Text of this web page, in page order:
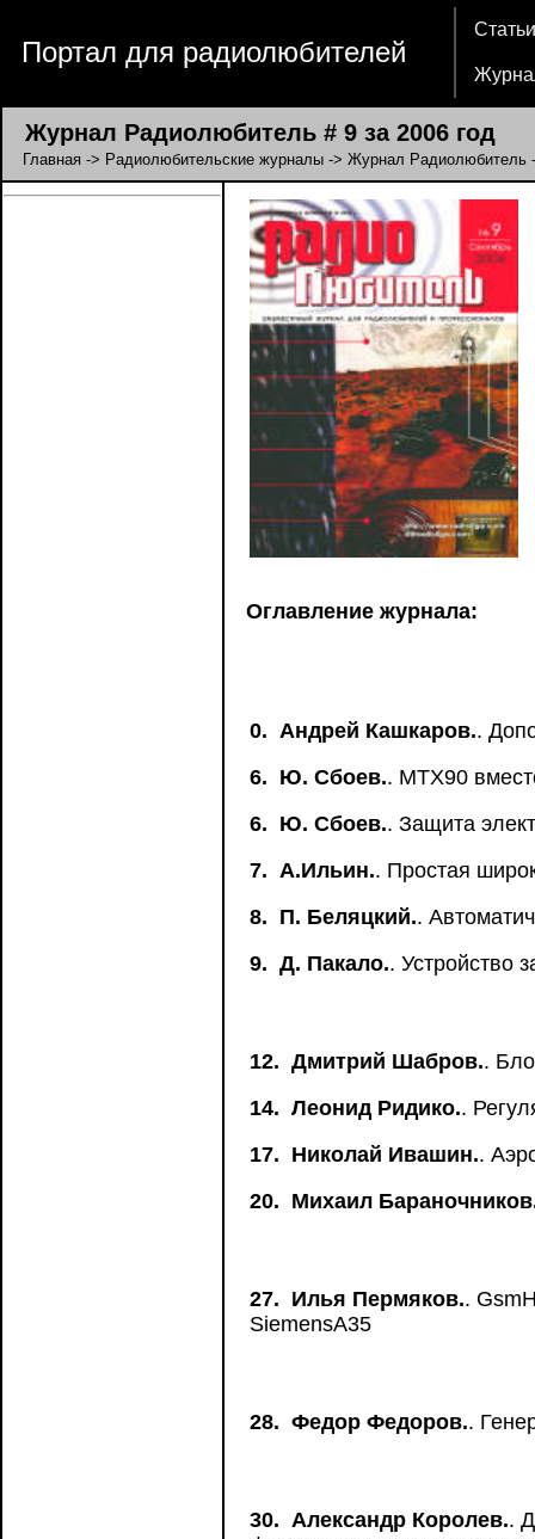
Портал для радиолюбителей
Статьи
Журнал Радиолюбитель # 9 за 2006 год
Главная -> Радиолюбительские журналы -> Журнал Радиолюбитель
Оглавление журнала:
0. Андрей Кашкаров..
6. Ю. Сбоев.. МТХ90
6. Ю. Сбоев.. Защита
7. А.Ильин.. Простая
8. П. Беляцкий..
9. Д. Пакало.. Устройство
12. Дмитрий Шабров..
14. Леонид Ридико..
17. Николай Ивашин..
20. Михаил
27. Илья Пермяков..
SiemensA35
28. Федор Федоров..
30. Александр Королев..